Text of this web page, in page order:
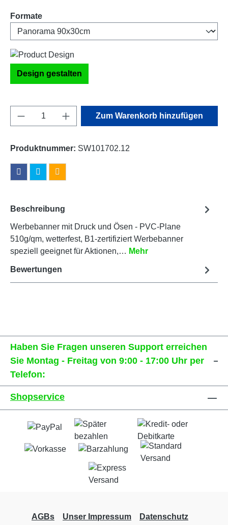
Formateauswählen
Design gestalten
Produkt Anzahl: Gib den gewünschten
Zum Warenkorb hinzufügen
Produktnummer: SW101702.12
Beschreibung
Werbebanner mit Druck und Ösen - PVC-Plane
510g/qm, wetterfest, B1-zertifiziert Werbebanner
speziell geeignet für Aktionen,… Mehr
Bewertungen
Haben Sie Fragen unseren Support erreichen
Sie Montag - Freitag von 9:00 - 17:00 Uhr per
Telefon:
Shopservice
AGBs Unser Impressum Datenschutz